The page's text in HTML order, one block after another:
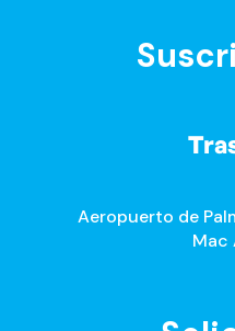
Aeropuerto de
Mac